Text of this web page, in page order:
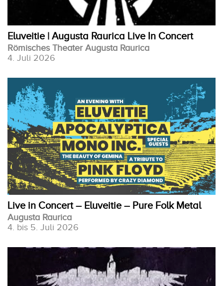
Eluveitie | Augusta Raurica Live In Concert
Römisches Theater Augusta Raurica
4. Juli 2026
Live in Concert – Eluveitie – Pure Folk Metal
Augusta Raurica
4. bis 5. Juli 2026